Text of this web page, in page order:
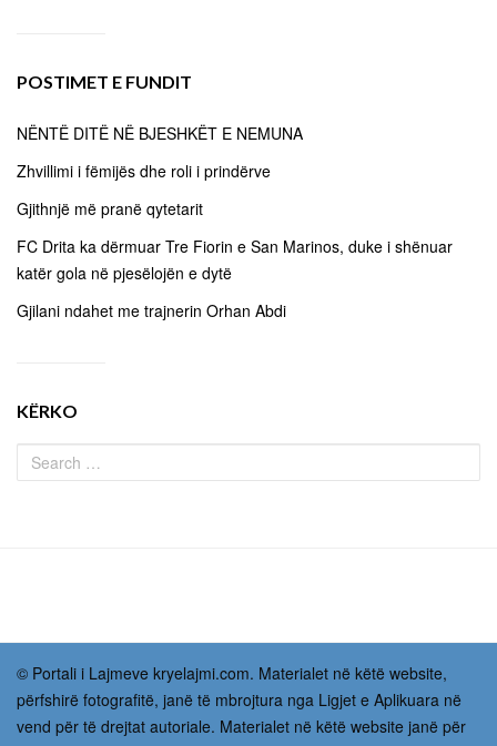
POSTIMET E FUNDIT
NËNTË DITË NË BJESHKËT E NEMUNA
Zhvillimi i fëmijës dhe roli i prindërve
Gjithnjë më pranë qytetarit
FC Drita ka dërmuar Tre Fiorin e San Marinos, duke i shënuar
katër gola në pjesëlojën e dytë
Gjilani ndahet me trajnerin Orhan Abdi
KËRKO
© Portali i Lajmeve kryelajmi.com. Materialet në këtë website,
përfshirë fotografitë, janë të mbrojtura nga Ligjet e Aplikuara në
vend për të drejtat autoriale. Materialet në këtë website janë për